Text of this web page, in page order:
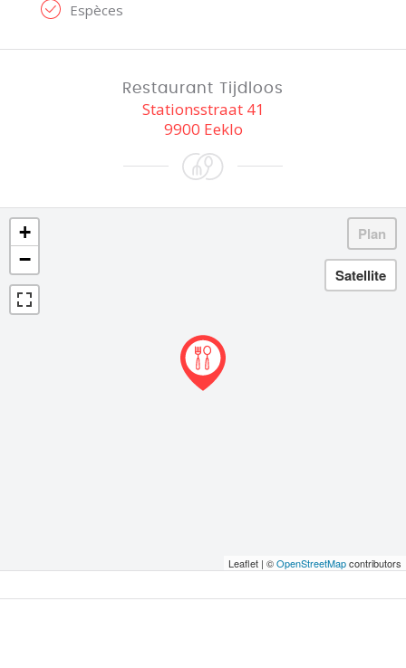
Espèces
Restaurant Tijdloos
Stationsstraat 41
9900 Eeklo
+
−
Leaflet | ©OpenStreetMapcontributors